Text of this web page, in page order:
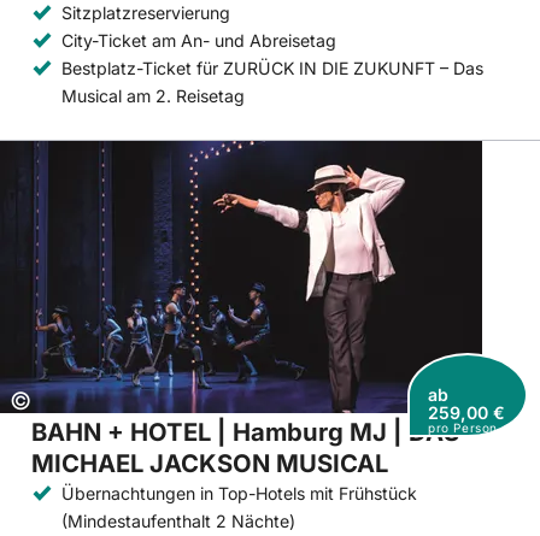
Sitzplatzreservierung
City-Ticket am An- und Abreisetag
Bestplatz-Ticket für ZURÜCK IN DIE ZUKUNFT – Das
Musical am 2. Reisetag
Copyright:
©
ab
259,00 €
pro Person
BAHN + HOTEL | Hamburg MJ | DAS
MICHAEL JACKSON MUSICAL
Übernachtungen in Top-Hotels mit Frühstück
(Mindestaufenthalt 2 Nächte)